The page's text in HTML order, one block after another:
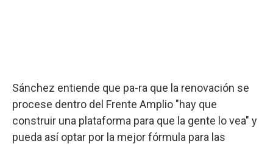
Sánchez entiende que pa-ra que la renovación se
procese dentro del Frente Amplio "hay que
construir una plataforma para que la gente lo vea" y
pueda así optar por la mejor fórmula para las